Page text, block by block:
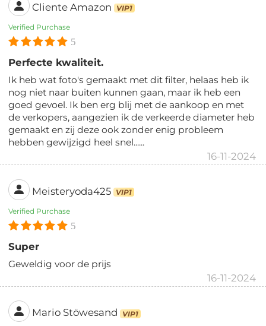
Cliente Amazon VIP1
Verified Purchase
5
Perfecte kwaliteit.
Ik heb wat foto's gemaakt met dit filter, helaas heb ik
nog niet naar buiten kunnen gaan, maar ik heb een
goed gevoel. Ik ben erg blij met de aankoop en met
de verkopers, aangezien ik de verkeerde diameter heb
gemaakt en zij deze ook zonder enig probleem
hebben gewijzigd heel snel......
16-11-2024
Meisteryoda425 VIP1
Verified Purchase
5
Super
Geweldig voor de prijs
16-11-2024
Mario Stöwesand VIP1